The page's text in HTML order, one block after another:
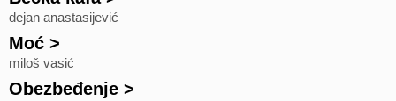
dejan anastasijević
Moć >
miloš vasić
Obezbeđenje >